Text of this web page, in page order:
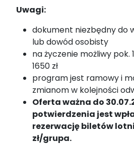
Uwagi:
dokument niezbędny do
lub dowód osobisty
na życzenie możliwy pok.
1650 zł
program jest ramowy i
zmianom w kolejności
Oferta ważna do
potwierdzenia jest
rezerwację biletów
zł/grupa.